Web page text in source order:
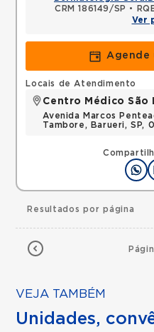
CRM 186149/SP •
Ver
Agende
Locais de Atendimento
Centro Médico São
Avenida Marcos
Tambore, Barueri, SP,
Resultados por página
VEJA TAMBÉM
Unidades,